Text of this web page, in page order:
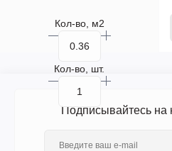
Кол-во, м2
Кол-во, шт.
Подписывайтесь на